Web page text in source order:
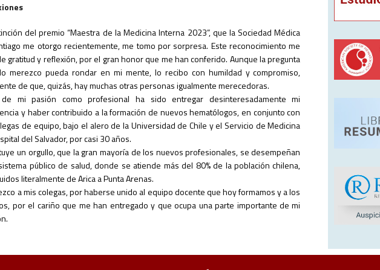
del premio “Maestra de la Medicina Interna 2023”, que la Sociedad Médica
me otorgo recientemente, me tomo por sorpresa. Este reconocimiento me
gratitud y reflexión, por el gran honor que me han conferido. Aunque la pregunta
merezco pueda rondar en mi mente, lo recibo con humildad y compromiso,
de que, quizás, hay muchas otras personas igualmente merecedoras.
mi pasión como profesional ha sido entregar desinteresadamente mi
y haber contribuido a la formación de nuevos hematólogos, en conjunto con
de equipo, bajo el alero de la Universidad de Chile y el Servicio de Medicina
del Salvador, por casi 30 años.
un orgullo, que la gran mayoría de los nuevos profesionales, se desempeñan
público de salud, donde se atiende más del 80% de la población chilena,
literalmente de Arica a Punta Arenas.
a mis colegas,por haberse unido al equipo docente que hoy formamos y a los
por el cariño que me han entregado y que ocupa una parte importante de mi